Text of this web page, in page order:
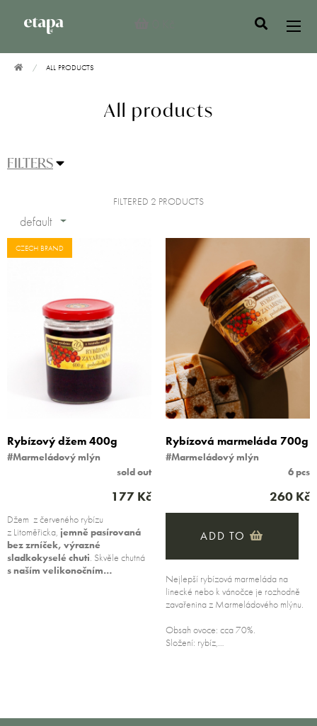
ALL PRODUCTS
All products
FILTERS
FILTERED 2 PRODUCTS
default
CZECH BRAND
Rybízový džem 400g
#Marmeládový mlýn
sold out
177 Kč
Džem z červeného rybízu
z Litoměřicka, jemně pasírovaná
bez zrníček, výrazné
sladkokyselé chuti. Skvěle chutná
s naším velikonočním…
Rybízová marmeláda 700g
#Marmeládový mlýn
6 pcs
260 Kč
ADD TO
Nejlepší rybízová marmeláda na
linecké nebo k vánočce je rozhodně
zavařenina z Marmeládového mlýnu.
Obsah ovoce: cca 70%.
Složení: rybíz,…